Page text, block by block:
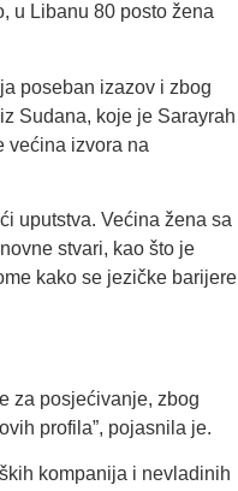
u Libanu 80 posto žena
poseban izazov i zbog
Sudana, koje je Sarayrah
većina izvora na
uputstva. Većina žena sa
stvari, kao što je
kako se jezičke barijere
za posjećivanje, zbog
profila”, pojasnila je.
kompanija i nevladinih